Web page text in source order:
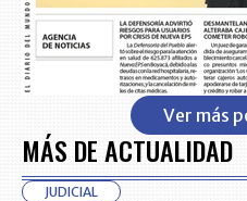
Ver más
MÁS DE ACTUALIDAD
JUDICIAL